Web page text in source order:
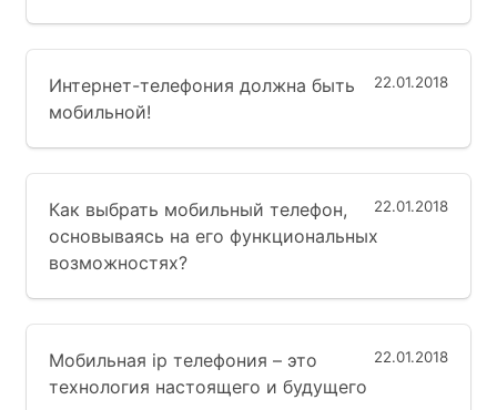
22.01.2018
Интернет-телефония должна быть
мобильной!
22.01.2018
Как выбрать мобильный телефон,
основываясь на его функциональных
возможностях?
22.01.2018
Мобильная ip телефония – это
технология настоящего и будущего